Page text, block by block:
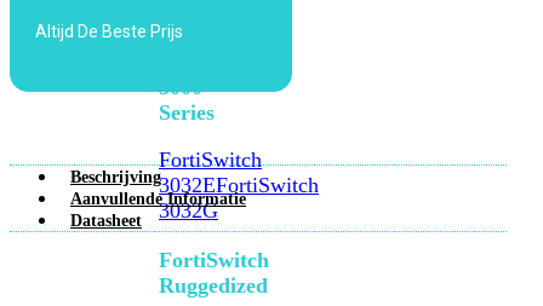
3000
Series
FortiSwitch
3032EFortiSwitch
3032G
FortiSwitch
Ruggedized
Altijd De Beste Prijs
Beschrijving
Aanvullende Informatie
Datasheet